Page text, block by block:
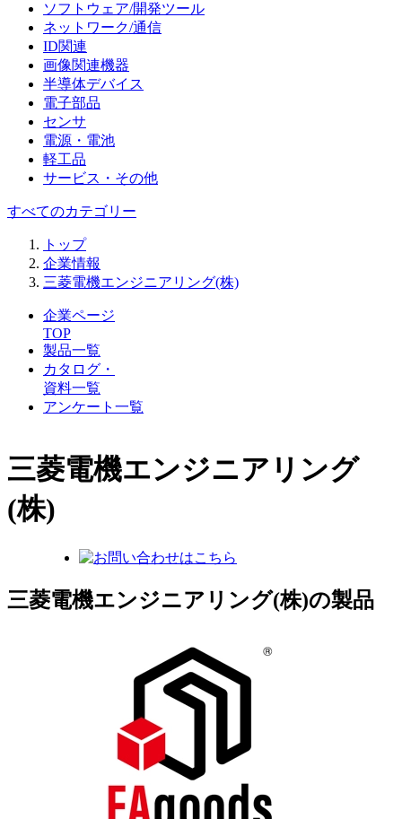
ソフトウェア/開発ツール
ネットワーク/通信
ID関連
画像関連機器
半導体デバイス
電子部品
センサ
電源・電池
軽工品
サービス・その他
すべてのカテゴリー
トップ
企業情報
三菱電機エンジニアリング(株)
企業ページ
TOP
製品一覧
カタログ・
資料一覧
アンケート一覧
三菱電機エンジニアリング
(株)
三菱電機エンジニアリング(株)の製品